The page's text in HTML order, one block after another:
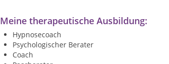
Meine therapeutische Ausbildung:
Hypnosecoach
Psychologischer Berater
Coach